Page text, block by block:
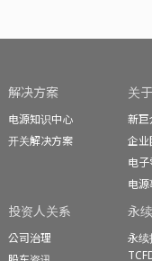
解决方案
电源知识中心
开关解决方案
关
新巨
企业
电
电
投资人关系
公司治理
永
永续